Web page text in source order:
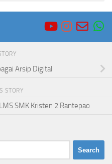
Arsip Digital
STORY
SMK Kristen 2 Rantepao